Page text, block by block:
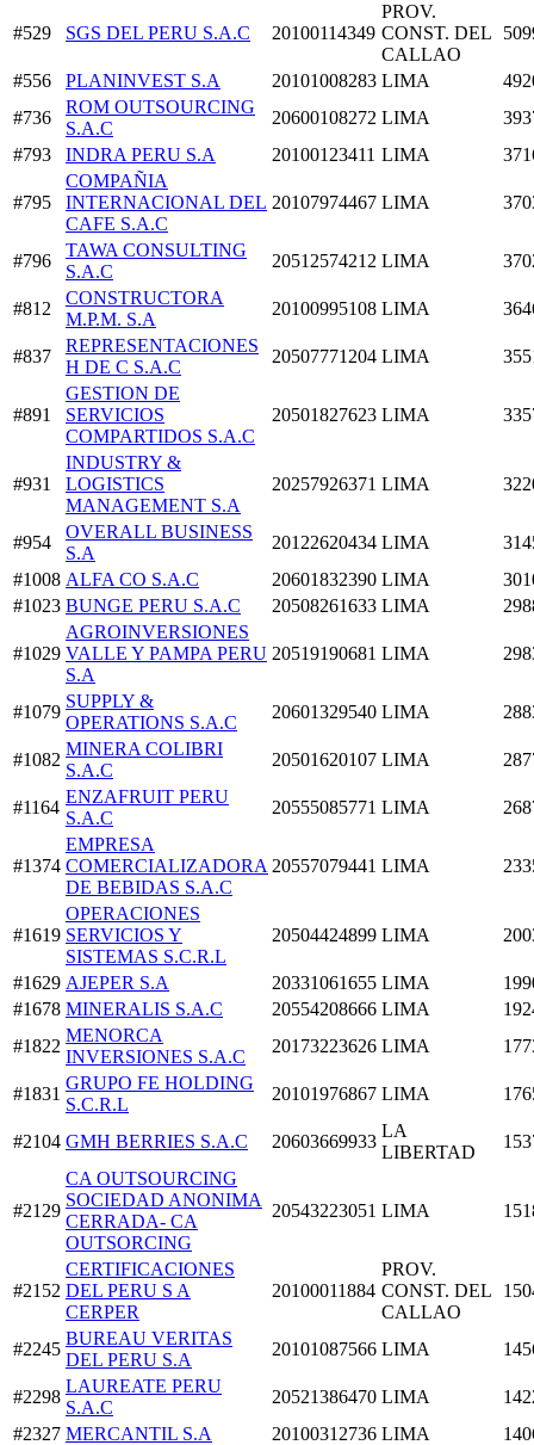
#529 SGS DEL PERU S.A.C 20100114349
PROV.
CONST. DEL
CALLAO
#556 PLANINVEST S.A 20101008283 LIMA
#736
ROM OUTSOURCING
S.A.C
20600108272 LIMA
#793
INDRA PERU S.A 20100123411 LIMA
#795
COMPAÑIA
INTERNACIONAL DEL
CAFE S.A.C
20107974467 LIMA
#796
TAWA CONSULTING
S.A.C
20512574212 LIMA
#812
CONSTRUCTORA
M.P.M. S.A
20100995108 LIMA
#837
REPRESENTACIONES
H DE C S.A.C
20507771204 LIMA
#891
GESTION DE
SERVICIOS
COMPARTIDOS S.A.C
20501827623 LIMA
#931
INDUSTRY &
LOGISTICS
MANAGEMENT S.A
20257926371 LIMA
#954
OVERALL BUSINESS
S.A
20122620434 LIMA
#1008 ALFA CO S.A.C 20601832390 LIMA
#1023 BUNGE PERU S.A.C 20508261633 LIMA
#1029
AGROINVERSIONES
VALLE Y PAMPA PERU
S.A
20519190681 LIMA
#1079
SUPPLY &
OPERATIONS S.A.C
20601329540 LIMA
#1082
MINERA COLIBRI
S.A.C
20501620107 LIMA
#1164
ENZAFRUIT PERU
S.A.C
20555085771 LIMA
#1374
EMPRESA
COMERCIALIZADORA
DE BEBIDAS S.A.C
20557079441 LIMA
#1619
OPERACIONES
SERVICIOS Y
SISTEMAS S.C.R.L
20504424899 LIMA
#1629 AJEPER S.A 20331061655 LIMA
#1678 MINERALIS S.A.C 20554208666 LIMA
#1822
MENORCA
INVERSIONES S.A.C
20173223626 LIMA
#1831
GRUPO FE HOLDING
S.C.R.L
20101976867 LIMA
#2104 GMH BERRIES S.A.C 20603669933
LA
LIBERTAD
#2129
CA OUTSOURCING
SOCIEDAD ANONIMA
CERRADA- CA
OUTSORCING
20543223051 LIMA
#2152
CERTIFICACIONES
DEL PERU S A
CERPER
20100011884
PROV.
CONST. DEL
CALLAO
#2245
BUREAU VERITAS
DEL PERU S.A
20101087566 LIMA
#2298
LAUREATE PERU
S.A.C
20521386470 LIMA
#2327 MERCANTIL S.A 20100312736 LIMA